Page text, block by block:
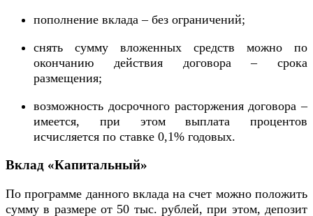
пополнение вклада – без ограничений;
снять сумму вложенных средств можно по
окончанию действия договора – срока
размещения;
возможность досрочного расторжения договора –
имеется, при этом выплата процентов
исчисляется по ставке 0,1% годовых.
Вклад «Капитальный»
По программе данного вклада на счет можно положить
сумму в размере от 50 тыс. рублей, при этом, депозит